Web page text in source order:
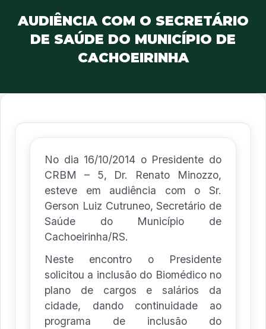
AUDIÊNCIA COM O SECRETÁRIO
DE SAÚDE DO MUNICÍPIO DE
CACHOEIRINHA
No dia 16/10/2014 o Presidente do
CRBM – 5, Dr. Renato Minozzo,
esteve em audiência com o Sr.
Gerson Luiz Cutruneo, Secretário de
Saúde do Município de
Cachoeirinha/RS.
Neste encontro o Presidente
solicitou a inclusão do Biomédico no
plano de cargos e salários da
cidade, dando continuidade ao
programa de inclusão do